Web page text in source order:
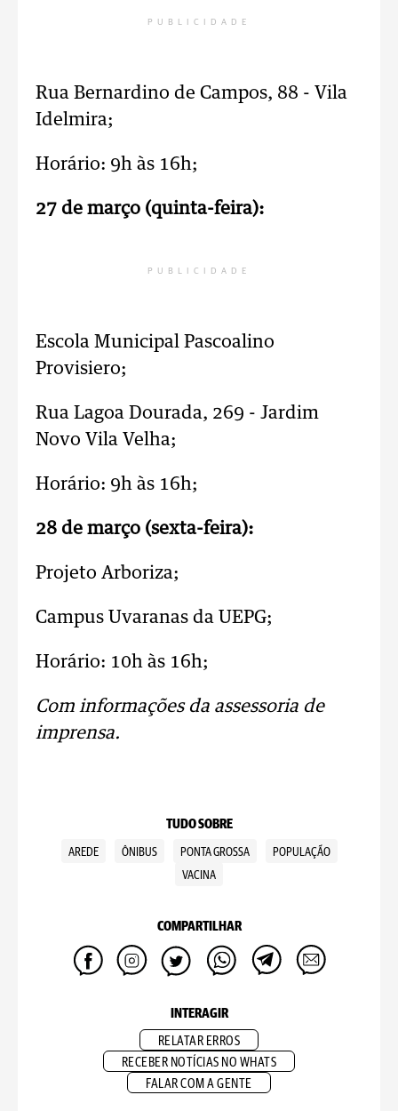
PUBLICIDADE
Rua Bernardino de Campos, 88 - Vila
Idelmira;
Horário: 9h às 16h;
27 de março (quinta-feira):
PUBLICIDADE
Escola Municipal Pascoalino
Provisiero;
Rua Lagoa Dourada, 269 - Jardim
Novo Vila Velha;
Horário: 9h às 16h;
28 de março (sexta-feira):
Projeto Arboriza;
Campus Uvaranas da UEPG;
Horário: 10h às 16h;
Com informações da assessoria de
imprensa.
TUDO SOBRE
AREDE ÔNIBUS PONTA GROSSA
POPULAÇÃO
VACINA
COMPARTILHAR
INTERAGIR
RELATAR ERROS
RECEBER NOTÍCIAS NO WHATS
FALAR COM A GENTE